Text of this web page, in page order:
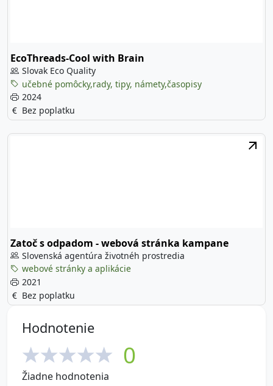
EcoThreads-Cool with Brain
Slovak Eco Quality
učebné pomôcky,rady, tipy, námety,časopisy
2024
Bez poplatku
Zatoč s odpadom - webová stránka kampane
Slovenská agentúra životnéh prostredia
webové stránky a aplikácie
2021
Bez poplatku
Hodnotenie
0
Žiadne hodnotenia